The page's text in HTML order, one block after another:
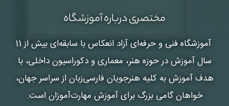
مختصری درباره آموزشگاه
آموزشگاه فنی و حرفه‌ای آزاد انعکاس
با سابقه‌ای بیش از 11
سال آموزش در حوزه هنر، معماری و دکوراسیون داخلی، با
هدف آموزش به کلیه هنرجویان فارسی‌زبان از سراسر جهان،
خواهان گامی بزرگ برای آموزش مهارت‌آموزان است.